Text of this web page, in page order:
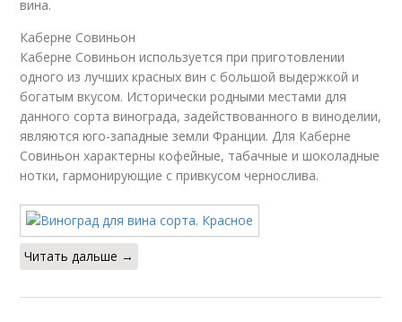
вина.
Каберне Совиньон
Каберне Совиньон используется при приготовлении
одного из лучших красных вин с большой выдержкой и
богатым вкусом. Исторически родными местами для
данного сорта винограда, задействованного в виноделии,
являются юго-западные земли Франции. Для Каберне
Совиньон характерны кофейные, табачные и шоколадные
нотки, гармонирующие с привкусом чернослива.
Читать дальше →